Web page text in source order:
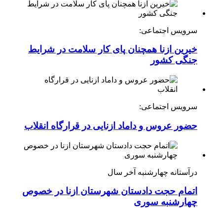
سرویس اجتماعی:
خیرین ازنا همچنان پای کار سلامت در شرایط
جنگی کشور
سرویس اجتماعی:
حضور عروس و داماد ازنایی در قرارگاه انقلاب
درآستانه چهارشنبه آخر سال
اتمام حجت دادستان شهرستان ازنا در خصوص
چهارشنبه ‌سوری